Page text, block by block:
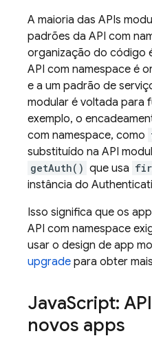
A maioria das APIs
padrões da API com
organização do código
API com namespace é
e a um padrão de
modular é voltada para
exemplo, o
com namespace, como
substituído na API
getAuth() que usa
instância do
Isso significa que os
API com namespace
usar o design de app
upgrade para obter
JavaScript:
novos apps